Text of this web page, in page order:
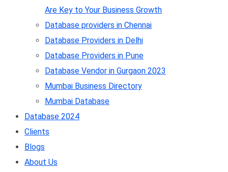
Are Key to Your Business Growth
Database providers in Chennai
Database Providers in Delhi
Database Providers in Pune
Database Vendor in Gurgaon 2023
Mumbai Business Directory
Mumbai Database
Database 2024
Clients
Blogs
About Us